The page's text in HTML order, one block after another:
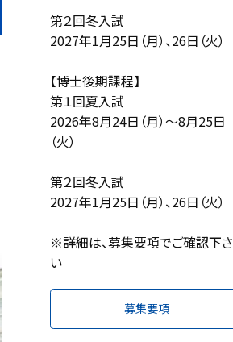
第２回冬入試
2027年1月25日（月）、26日（火）
【博士後期課程】
第１回夏入試
2026年8月24日（月）～8月25日
（火）
第２回冬入試
2027年1月25日（月）、26日（火）
※詳細は、募集要項でご確認下さ
い
募集要項